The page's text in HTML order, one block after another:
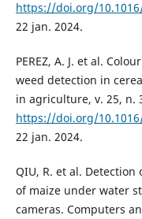
https://doi.org/
22 jan. 2024.
PEREZ, A. J. et al.
weed detection in
in agriculture, v. 25, n.
https://doi.org/
22 jan. 2024.
QIU, R. et al.
of maize under water
cameras. Computers